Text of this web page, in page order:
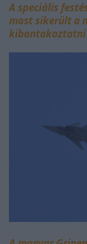
A speciális
most sikerült a
kibontakoztatni